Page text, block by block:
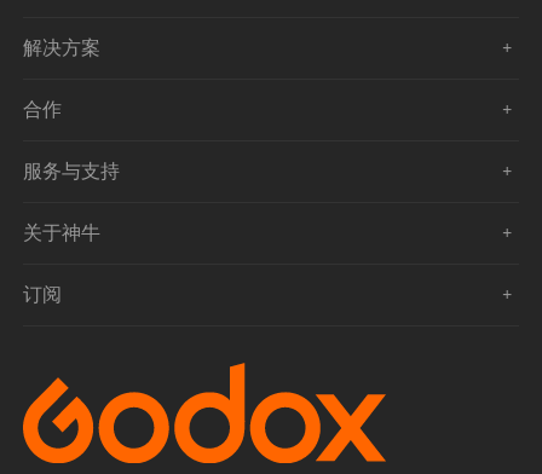
解决方案
合作
服务与支持
关于神牛
订阅